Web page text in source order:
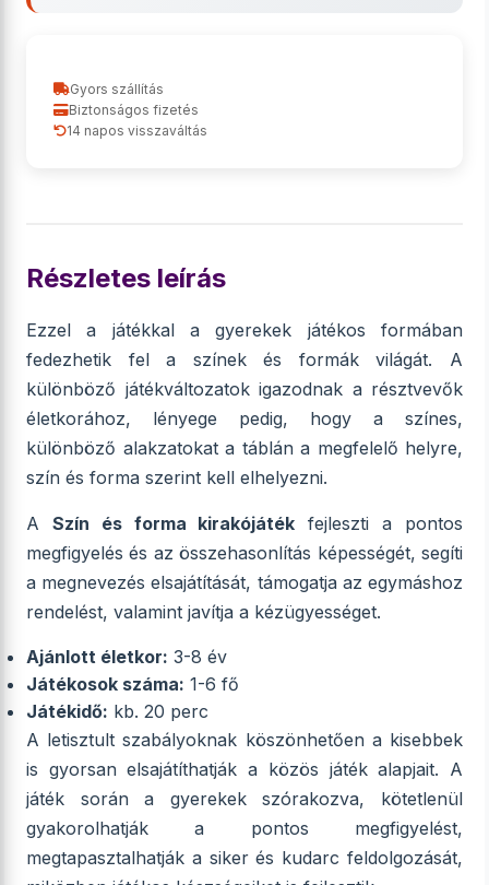
Gyors szállítás
Biztonságos fizetés
14 napos visszaváltás
Részletes leírás
Ezzel a játékkal a gyerekek játékos formában
fedezhetik fel a színek és formák világát. A
különböző játékváltozatok igazodnak a résztvevők
életkorához, lényege pedig, hogy a színes,
különböző alakzatokat a táblán a megfelelő helyre,
szín és forma szerint kell elhelyezni.
A Szín és forma kirakójáték fejleszti a pontos
megfigyelés és az összehasonlítás képességét, segíti
a megnevezés elsajátítását, támogatja az egymáshoz
rendelést, valamint javítja a kézügyességet.
Ajánlott életkor: 3-8 év
Játékosok száma: 1-6 fő
Játékidő: kb. 20 perc
A letisztult szabályoknak köszönhetően a kisebbek
is gyorsan elsajátíthatják a közös játék alapjait. A
játék során a gyerekek szórakozva, kötetlenül
gyakorolhatják a pontos megfigyelést,
megtapasztalhatják a siker és kudarc feldolgozását,